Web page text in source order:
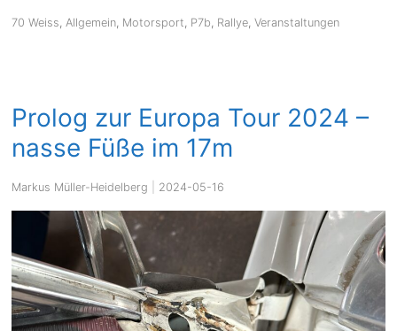
70 Weiss,Allgemein, Motorsport, P7b, Rallye,Veranstaltungen
Prolog zur Europa Tour 2024 –
nasse Füße im 17m
Markus Müller-Heidelberg 2024-05-16